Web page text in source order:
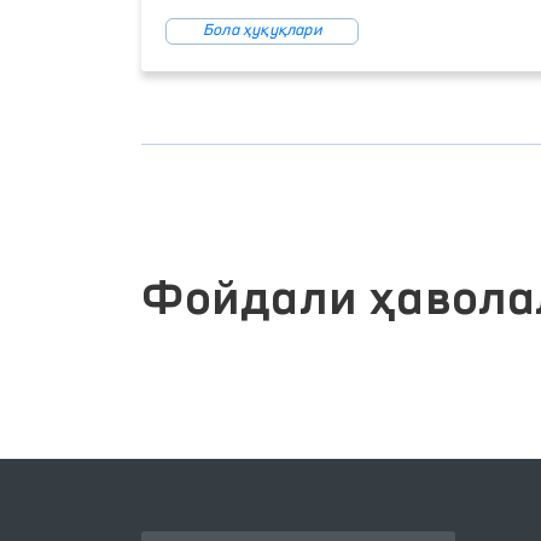
Бола ҳуқуқлари
Фойдали